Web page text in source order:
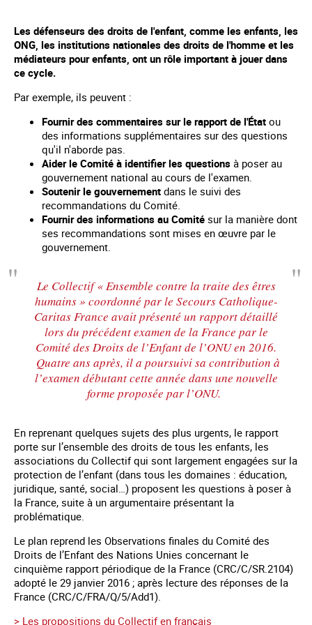
Les défenseurs des droits de l'enfant, comme les enfants, les
ONG, les institutions nationales des droits de l'homme et les
médiateurs pour enfants, ont un rôle important à jouer dans
ce cycle.
Par exemple, ils peuvent :
Fournir des commentaires sur le rapport de l'État ou
des informations supplémentaires sur des questions
qu'il n'aborde pas.
Aider le Comité à identifier les questions à poser au
gouvernement national au cours de l'examen.
Soutenir le gouvernement dans le suivi des
recommandations du Comité.
Fournir des informations au Comité sur la manière dont
ses recommandations sont mises en œuvre par le
gouvernement.
Le Collectif « Ensemble contre la traite des êtres
humains » coordonné par le Secours Catholique-
Caritas France avait présenté un rapport détaillé
lors du précédent examen de la France par le
Comité des Droits de l’Enfant de l’ONU en 2016.
Quatre ans après, il a poursuivi sa contribution à
l’examen débutant cette année dans une nouvelle
forme proposée par l’ONU.
En reprenant quelques sujets des plus urgents, le rapport
porte sur l’ensemble des droits de tous les enfants, les
associations du Collectif qui sont largement engagées sur la
protection de l’enfant (dans tous les domaines : éducation,
juridique, santé, social…) proposent les questions à poser à
la France, suite à un argumentaire présentant la
problématique.
Le plan reprend les Observations finales du Comité des
Droits de l’Enfant des Nations Unies concernant le
cinquième rapport périodique de la France (CRC/C/SR.2104)
adopté le 29 janvier 2016 ; après lecture des réponses de la
France (CRC/C/FRA/Q/5/Add1).
> Les propositions du Collectif en français